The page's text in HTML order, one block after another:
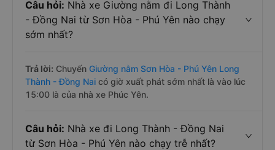
Câu hỏi: Nhà xe Giường nằm đi Long Thành
- Đồng Nai từ Sơn Hòa - Phú Yên nào chạy
sớm nhất?
Trả lời: Chuyến Giường nằm Sơn Hòa - Phú Yên Long
Thành - Đồng Nai có giờ xuất phát sớm nhất là vào lúc
15:00 là của nhà xe Phúc Yên.
Câu hỏi: Nhà xe đi Long Thành - Đồng Nai
từ Sơn Hòa - Phú Yên nào chạy trễ nhất?